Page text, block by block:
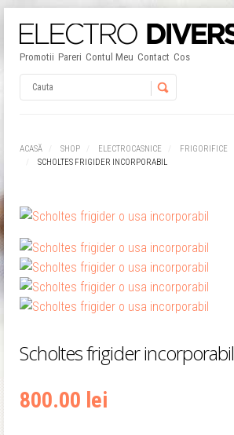
Promotii Pareri Contul Meu Contact Cos
ACASĂ SHOP ELECTROCASNICE FRIGORIFICE
SCHOLTES FRIGIDER INCORPORABIL
Scholtes frigider incorporabil
800.00 lei
Username
Remember Me